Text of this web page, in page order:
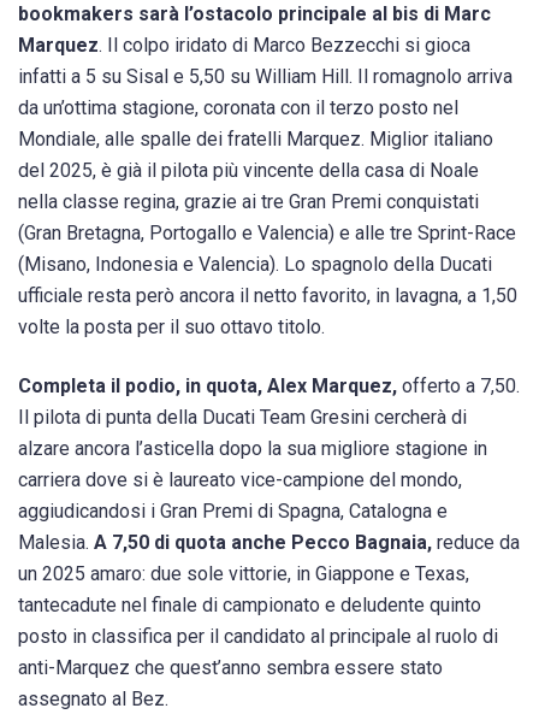
bookmakers sarà l’ostacolo principale al bis di Marc
Marquez. Il colpo iridato di Marco Bezzecchi si gioca
infatti a 5 su Sisal e 5,50 su William Hill. Il romagnolo arriva
da un’ottima stagione, coronata con il terzo posto nel
Mondiale, alle spalle dei fratelli Marquez. Miglior italiano
del 2025, è già il pilota più vincente della casa di Noale
nella classe regina, grazie ai tre Gran Premi conquistati
(Gran Bretagna, Portogallo e Valencia) e alle tre Sprint-Race
(Misano, Indonesia e Valencia). Lo spagnolo della Ducati
ufficiale resta però ancora il netto favorito, in lavagna, a 1,50
volte la posta per il suo ottavo titolo.
Completa il podio, in quota, Alex Marquez, offerto a 7,50.
Il pilota di punta della Ducati Team Gresini cercherà di
alzare ancora l’asticella dopo la sua migliore stagione in
carriera dove si è laureato vice-campione del mondo,
aggiudicandosi i Gran Premi di Spagna, Catalogna e
Malesia. A 7,50 di quota anche Pecco Bagnaia, reduce da
un 2025 amaro: due sole vittorie, in Giappone e Texas,
tantecadute nel finale di campionato e deludente quinto
posto in classifica per il candidato al principale al ruolo di
anti-Marquez che quest’anno sembra essere stato
assegnato al Bez.